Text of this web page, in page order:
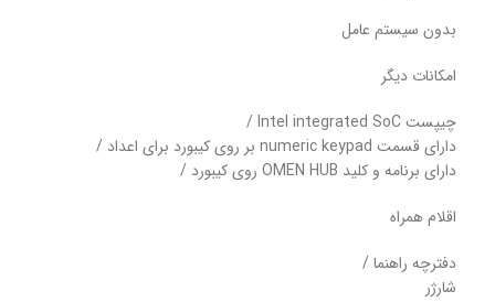
بدون سیستم عامل
امکانات دیگر
چیپست Intel integrated SoC /
دارای قسمت numeric keypad بر روی کیبورد برای اعداد /
دارای برنامه و کلید OMEN HUB روی کیبورد /
اقلام همراه
دفترچه راهنما /
شارژر